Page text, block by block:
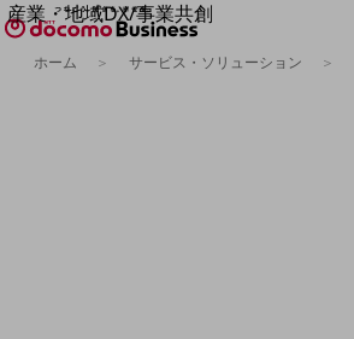
産業・地域DX/事業共創
OPEN HUB for Plural Futures
ホーム サービス・ソリューション